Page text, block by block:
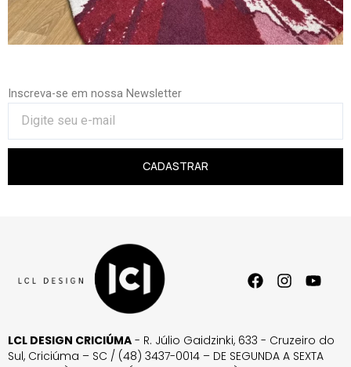
Inscreva-se em nossa Newsletter
CADASTRAR
LCL DESIGN CRICIÚMA - R. Júlio Gaidzinki, 633 - Cruzeiro do
Sul, Criciúma – SC / (48) 3437-0014 – DE SEGUNDA A SEXTA